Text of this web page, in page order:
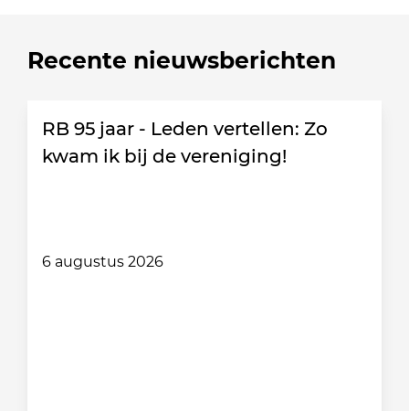
Recente nieuwsberichten
RB 95 jaar - Leden vertellen: Zo
kwam ik bij de vereniging!
6 augustus 2026